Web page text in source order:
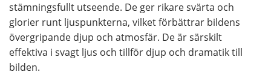
stämningsfullt utseende. De ger rikare svärta och
glorier runt ljuspunkterna, vilket förbättrar bildens
övergripande djup och atmosfär. De är särskilt
effektiva i svagt ljus och tillför djup och dramatik till
bilden.